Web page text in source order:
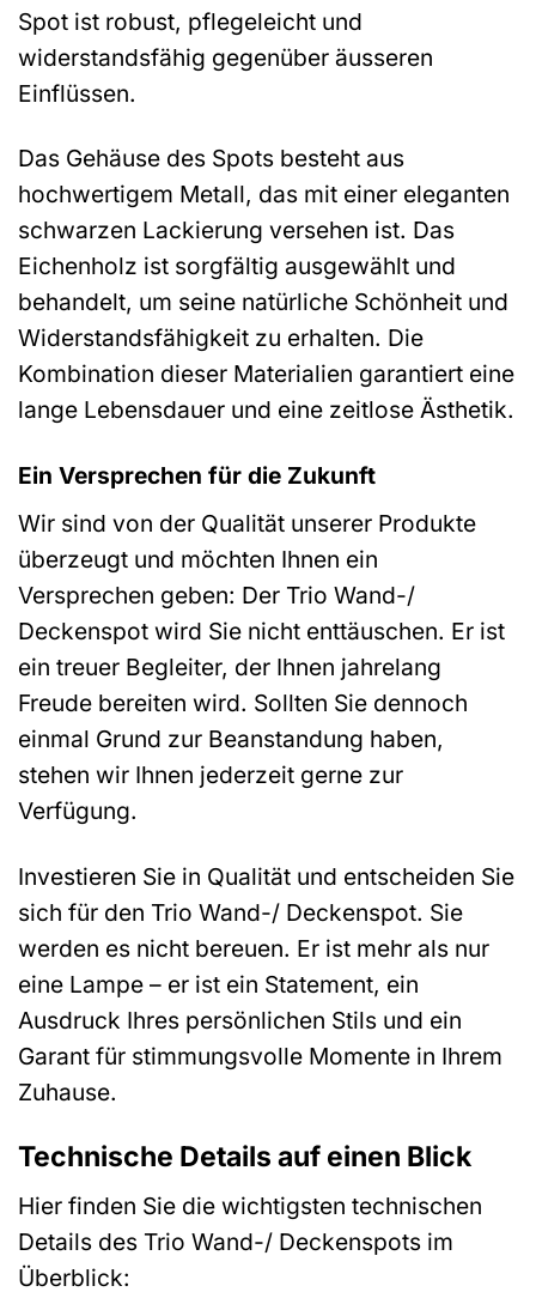
Spot ist robust, pflegeleicht und
widerstandsfähig gegenüber äusseren
Einflüssen.
Das Gehäuse des Spots besteht aus
hochwertigem Metall, das mit einer eleganten
schwarzen Lackierung versehen ist. Das
Eichenholz ist sorgfältig ausgewählt und
behandelt, um seine natürliche Schönheit und
Widerstandsfähigkeit zu erhalten. Die
Kombination dieser Materialien garantiert eine
lange Lebensdauer und eine zeitlose Ästhetik.
Ein Versprechen für die Zukunft
Wir sind von der Qualität unserer Produkte
überzeugt und möchten Ihnen ein
Versprechen geben: Der Trio Wand-/
Deckenspot wird Sie nicht enttäuschen. Er ist
ein treuer Begleiter, der Ihnen jahrelang
Freude bereiten wird. Sollten Sie dennoch
einmal Grund zur Beanstandung haben,
stehen wir Ihnen jederzeit gerne zur
Verfügung.
Investieren Sie in Qualität und entscheiden Sie
sich für den Trio Wand-/ Deckenspot. Sie
werden es nicht bereuen. Er ist mehr als nur
eine Lampe – er ist ein Statement, ein
Ausdruck Ihres persönlichen Stils und ein
Garant für stimmungsvolle Momente in Ihrem
Zuhause.
Technische Details auf einen Blick
Hier finden Sie die wichtigsten technischen
Details des Trio Wand-/ Deckenspots im
Überblick: